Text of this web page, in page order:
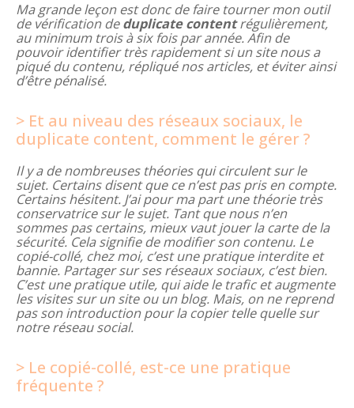
Ma grande leçon est donc de faire tourner mon outil
de vérification deduplicate contentrégulièrement,
au minimum trois à six fois par année. Afin de
pouvoir identifier très rapidement si un site nous a
piqué du contenu, répliqué nos articles, et éviter ainsi
d’être pénalisé.
Et au niveau des réseaux sociaux, le
duplicate content, comment le gérer ?
Il y a de nombreuses théories qui circulent sur le
sujet. Certains disent que ce n’est pas pris en compte.
Certains hésitent. J’ai pour ma part une théorie très
conservatrice sur le sujet. Tant que nous n’en
sommes pas certains, mieux vaut jouer la carte de la
sécurité. Cela signifie de modifier son contenu. Le
copié-collé, chez moi, c’est une pratique interdite et
bannie. Partager sur ses réseaux sociaux, c’est bien.
C’est une pratique utile, qui aide le trafic et augmente
les visites sur un site ou un blog. Mais, on ne reprend
pas son introduction pour la copier telle quelle sur
notre réseau social.
Le copié-collé, est-ce une pratique
fréquente ?